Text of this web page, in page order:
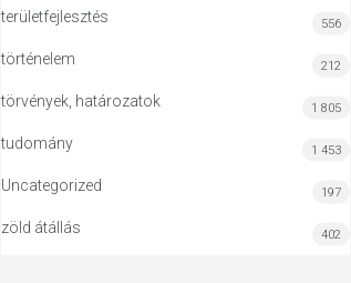
területfejlesztés 556
történelem 212
törvények, határozatok 1 805
tudomány 1 453
Uncategorized 197
zöld átállás 402